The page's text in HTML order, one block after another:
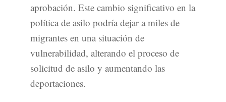
aprobación. Este cambio significativo en la
política de asilo podría dejar a miles de
migrantes en una situación de
vulnerabilidad, alterando el proceso de
solicitud de asilo y aumentando las
deportaciones.